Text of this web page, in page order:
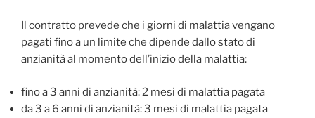
Il contratto prevede che i giorni di malattia vengano
pagati fino a un limite che dipende dallo stato di
anzianità al momento dell’inizio della malattia:
fino a 3 anni di anzianità: 2 mesi di malattia pagata
da 3 a 6 anni di anzianità: 3 mesi di malattia pagata